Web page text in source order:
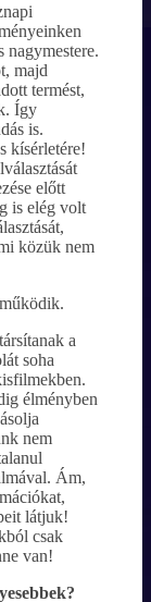
nagymestere.
majd
termést,
Így
is.
kísérletére!
előtt
is elég volt
közük nem
a
soha
élményben
nem
Ám,
látjuk!
csak
van!